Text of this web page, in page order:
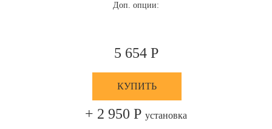
Доп. опции:
5 654 Р
КУПИТЬ
+ 2 950 Р установка